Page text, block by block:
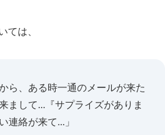
は、
ら、ある時一通のメールが来た
まして...『サプライズがありま
連絡が来て...」